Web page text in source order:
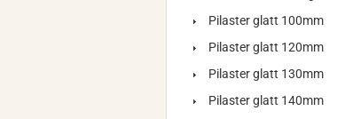
Pilaster glatt 100mm
Pilaster glatt 120mm
Pilaster glatt 130mm
Pilaster glatt 140mm